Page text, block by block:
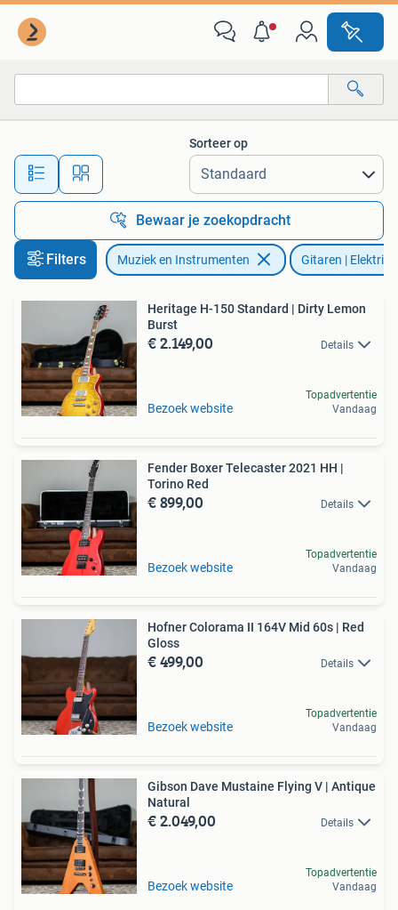
Alle afstanden…
Sorteer op
Bewaar je zoekopdracht
Filters Muziek en Instrumenten Gitaren |
Heritage H-150 Standard | Dirty Lemon
Burst
€ 2.149,00 Details
Bezoek website
Topadvertentie
Vandaag
Fender Boxer Telecaster 2021 HH |
Torino Red
€ 899,00 Details
Bezoek website
Topadvertentie
Vandaag
Hofner Colorama II 164V Mid 60s | Red
Gloss
€ 499,00 Details
Bezoek website
Topadvertentie
Vandaag
Gibson Dave Mustaine Flying V | Antique
Natural
€ 2.049,00 Details
Bezoek website
Topadvertentie
Vandaag